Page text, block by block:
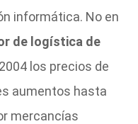
informática. No en
de logística de
los precios de
aumentos hasta
mercancías